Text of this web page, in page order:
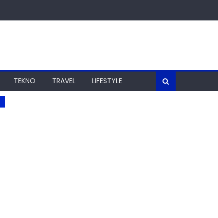
TEKNO TRAVEL LIFESTYLE